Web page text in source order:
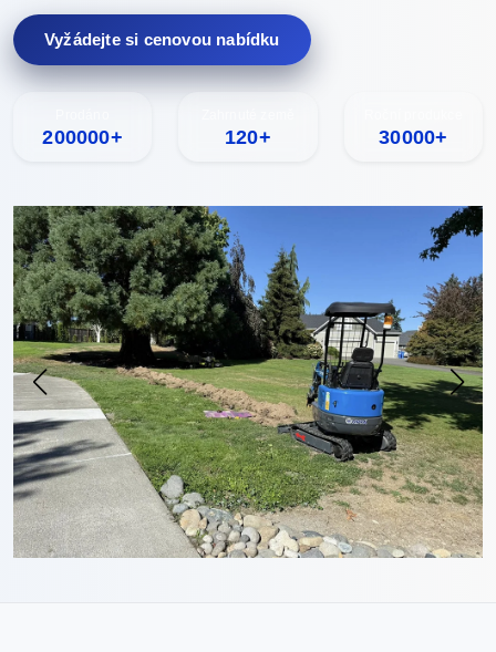
Vyžádejte si cenovou nabídku
200000+ 120+ 30000+